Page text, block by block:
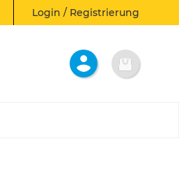
Login / Registrierung